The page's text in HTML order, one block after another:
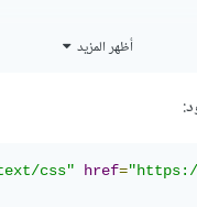
أظهر المزيد
css" href="https://